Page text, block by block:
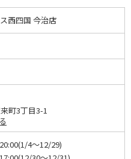
西四国 今治店
町3丁目3-1
4～12/29)